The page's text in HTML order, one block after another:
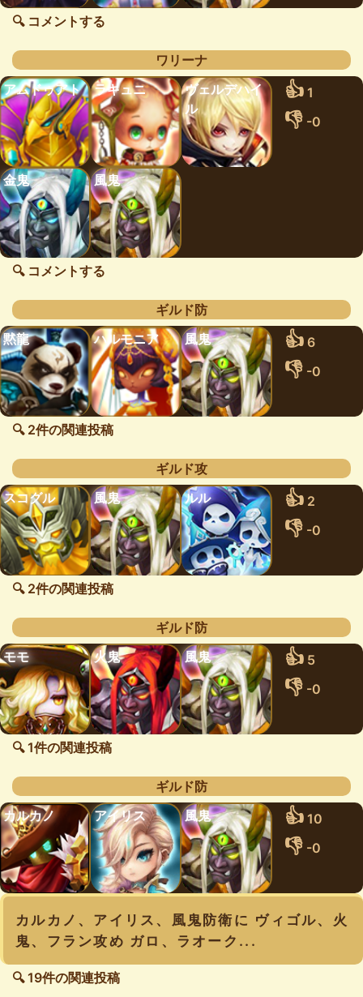
🔍 コメントする
ワリーナ
アムドゥアト
ラキュニ
ヴェルデハイ
ル
👍 1
👎 -0
金鬼 風鬼
🔍 コメントする
ギルド防
黙龍
ハルモニア 風鬼 👍 6
👎 -0
🔍 2件の関連投稿
ギルド攻
スコグル
風鬼 ルル 👍 2
👎 -0
🔍 2件の関連投稿
ギルド防
モモ
火鬼 風鬼 👍 5
👎 -0
🔍 1件の関連投稿
ギルド防
カルカノ
アイリス 風鬼 👍 10
👎 -0
カルカノ、アイリス、風鬼防衛に ヴィゴル、火
鬼、フラン攻め ガロ、ラオーク...
🔍 19件の関連投稿